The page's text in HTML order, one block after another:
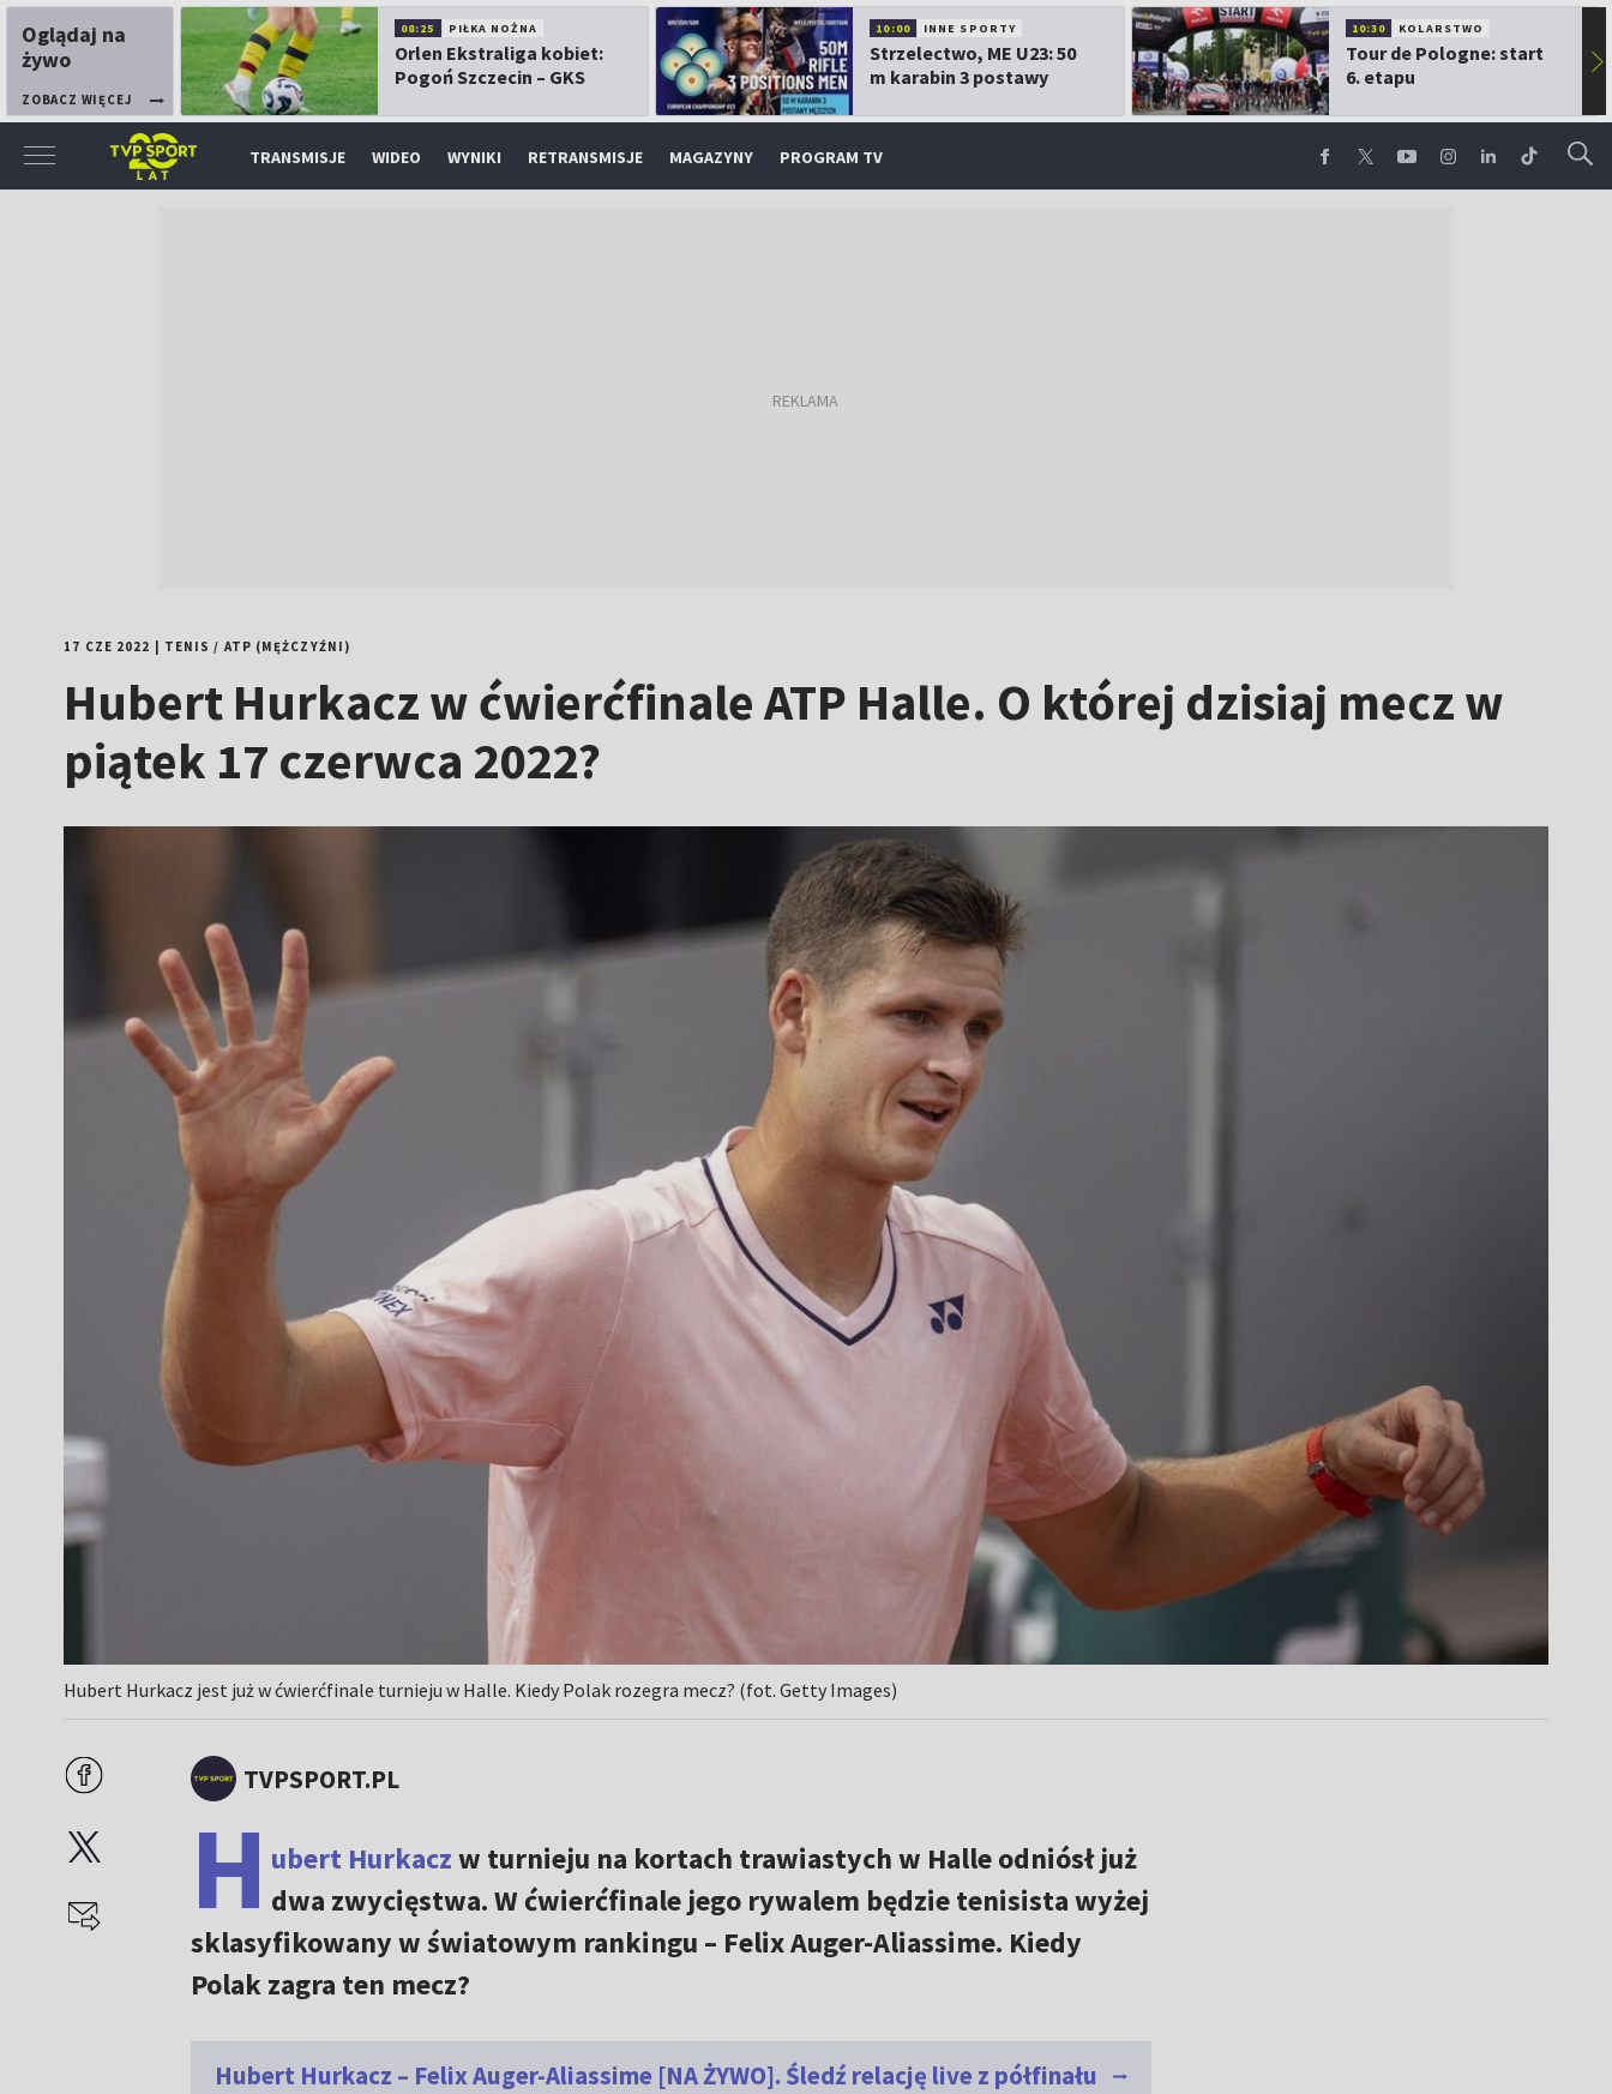
Oglądaj na
żywo
ZOBACZ WIĘCEJ
08:25 PIŁKA NOŻNA
Orlen Ekstraliga kobiet:
Pogoń Szczecin – GKS
10:00 INNE SPORTY
Strzelectwo, ME U23: 50
m karabin 3 postawy
10:30 KOLARSTWO
Tour de Pologne: start
6. etapu
▶
TRANSMISJE WIDEO WYNIKI RETRANSMISJE MAGAZYNY PROGRAM TV
17 CZE 2022 TENIS / ATP (MĘŻCZYŹNI)
Hubert Hurkacz w ćwierćfinale ATP Halle. O której dzisiaj mecz w
piątek 17 czerwca 2022?
Hubert Hurkacz jest już w ćwierćfinale turnieju w Halle. Kiedy Polak rozegra mecz? (fot. Getty Images)
TVPSPORT.PL
H ubert Hurkaczw turnieju na kortach trawiastych w Halle odniósł już
dwa zwycięstwa. W ćwierćfinale jego rywalem będzie tenisista wyżej
sklasyfikowany w światowym rankingu – Felix Auger-Aliassime. Kiedy
Polak zagra ten mecz?
Hubert Hurkacz – Felix Auger-Aliassime [NA ŻYWO]. Śledź relację live z półfinału